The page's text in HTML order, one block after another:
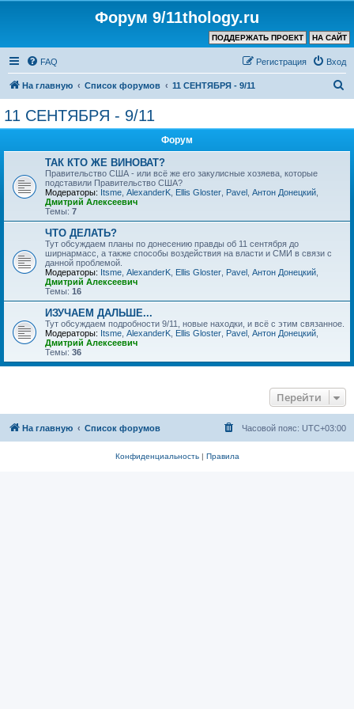
Форум 9/11thology.ru
НА САЙТ
ПОДДЕРЖАТЬ ПРОЕКТ
FAQ Вход
Регистрация
На главную Список форумов 11 СЕНТЯБРЯ - 9/11
11 СЕНТЯБРЯ - 9/11
Форум
ТАК КТО ЖЕ ВИНОВАТ?
Правительство США - или всё же его закулисные хозяева, которые
подставили Правительство США?
Модераторы: Itsme AlexanderK Ellis Gloster Pavel Антон Донецкий
Дмитрий Алексеевич
Темы: 7
ЧТО ДЕЛАТЬ?
Тут обсуждаем планы по донесению правды об 11 сентября до
ширнармасс, а также способы воздействия на власти и СМИ в связи с
данной проблемой.
Модераторы: Itsme AlexanderK Ellis Gloster Pavel Антон Донецкий
Дмитрий Алексеевич
Темы: 16
ИЗУЧАЕМ ДАЛЬШЕ...
Тут обсуждаем подробности 9/11, новые находки, и всё с этим связанное.
Модераторы: Itsme AlexanderK Ellis Gloster Pavel Антон Донецкий
Дмитрий Алексеевич
Темы: 36
Перейти
На главную Список форумов Часовой пояс: UTC+03:00
Конфиденциальность| Правила